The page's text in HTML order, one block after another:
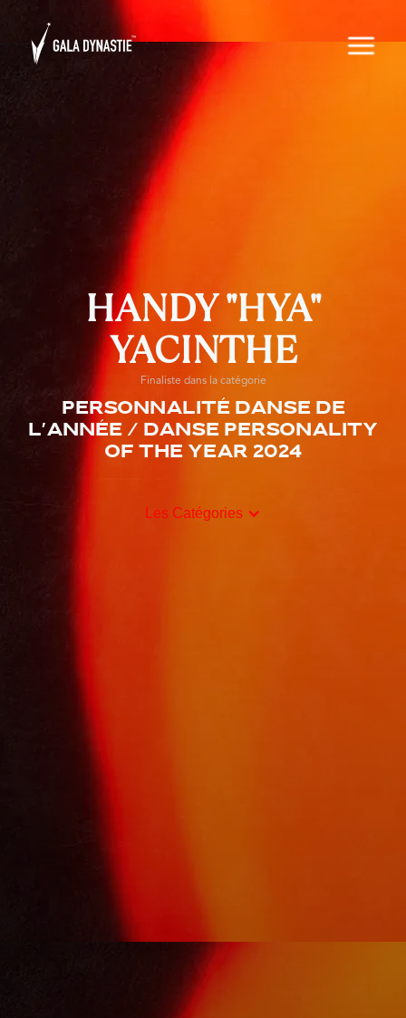
HANDY "HYA"
YACINTHE
Finaliste dans la catégorie
Personnalité danse de
l'année / Danse Personality
Of The Year 2024
Les Catégories